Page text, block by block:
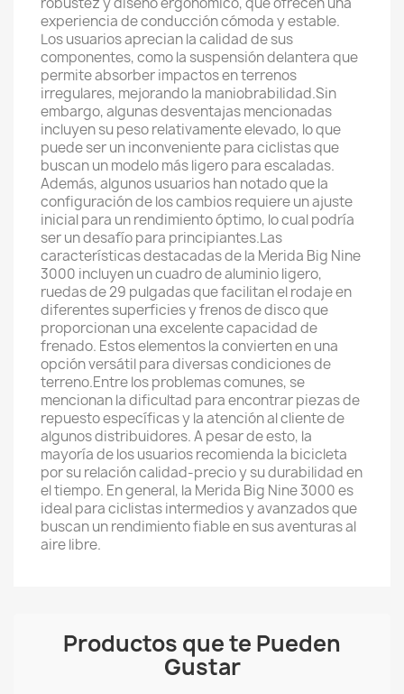
experiencia de conducción cómoda y estable.
Los usuarios aprecian la calidad de sus
componentes, como la suspensión delantera que
permite absorber impactos en terrenos
irregulares, mejorando la maniobrabilidad.Sin
embargo, algunas desventajas mencionadas
incluyen su peso relativamente elevado, lo que
puede ser un inconveniente para ciclistas que
buscan un modelo más ligero para escaladas.
Además, algunos usuarios han notado que la
configuración de los cambios requiere un ajuste
inicial para un rendimiento óptimo, lo cual podría
ser un desafío para principiantes.Las
características destacadas de la Merida Big Nine
3000 incluyen un cuadro de aluminio ligero,
ruedas de 29 pulgadas que facilitan el rodaje en
diferentes superficies y frenos de disco que
proporcionan una excelente capacidad de
frenado. Estos elementos la convierten en una
opción versátil para diversas condiciones de
terreno.Entre los problemas comunes, se
mencionan la dificultad para encontrar piezas de
repuesto específicas y la atención al cliente de
algunos distribuidores. A pesar de esto, la
mayoría de los usuarios recomienda la bicicleta
por su relación calidad-precio y su durabilidad en
el tiempo. En general, la Merida Big Nine 3000 es
ideal para ciclistas intermedios y avanzados que
buscan un rendimiento fiable en sus aventuras al
aire libre.
Productos que te Pueden
Gustar